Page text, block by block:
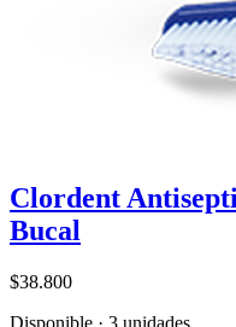
Clordent
Bucal
$38.800
Disponible · 3 unidades